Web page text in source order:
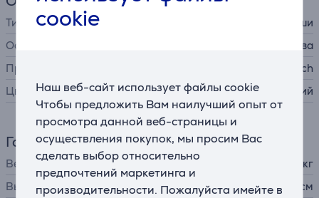
cookie
Наш веб-сайт использует файлы cookie
Чтобы предложить Вам наилучший опыт от
просмотра данной веб-страницы и
осуществления покупок, мы просим Вас
сделать выбор относительно
предпочтений маркетинга и
производительности. Пожалуйста имейте в
Тип ИТ-аксессуара
коврик для мыши
Особенности
резиновая основа
Производитель
Logitech
Цвет
синий
Габариты
Вес
0,073 кг
Высота
0,2 см